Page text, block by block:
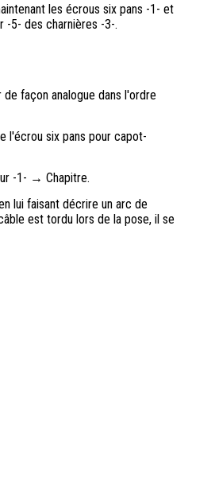
les écrous six pans -1- et
5- des charnières -3-.
façon analogue dans l'ordre
l'écrou six pans pour capot-
-1- → Chapitre.
lui faisant décrire un arc de
est tordu lors de la pose, il se